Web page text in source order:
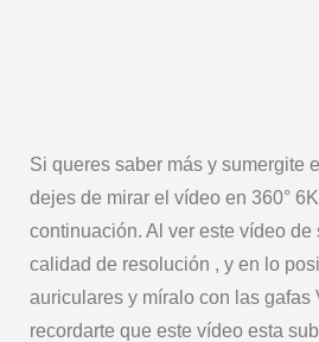
Si queres saber más y sumergite
dejes de mirar el vídeo en 360°
continuación. Al ver este vídeo
calidad de resolución , y en lo
auriculares y míralo con las gafas
recordarte que este vídeo esta